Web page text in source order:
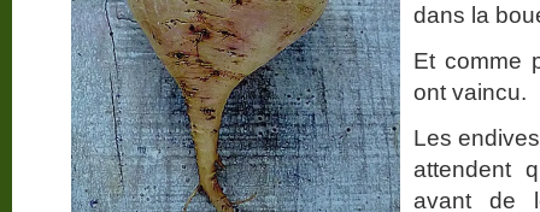
dans la
Et comme
ont vaincu.
Les
attendent
avant de